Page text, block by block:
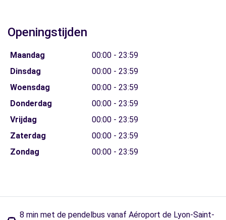
Openingstijden
Maandag
00:00 - 23:59
Dinsdag
00:00 - 23:59
Woensdag
00:00 - 23:59
Donderdag
00:00 - 23:59
Vrijdag
00:00 - 23:59
Zaterdag
00:00 - 23:59
Zondag
00:00 - 23:59
8 min met de pendelbus vanaf Aéroport de Lyon-Saint-